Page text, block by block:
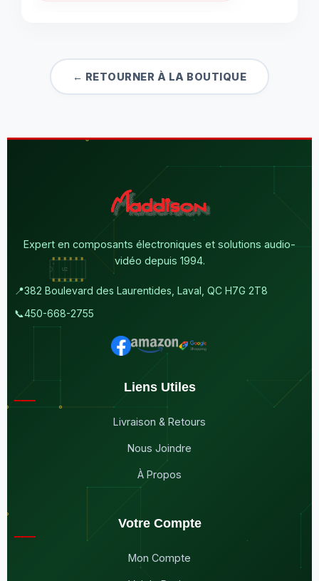
← RETOURNER À LA BOUTIQUE
Expert en composants électroniques et solutions audio-
vidéo depuis 1994.
📍382 Boulevard des Laurentides, Laval, QC H7G 2T8
📞450-668-2755
Liens Utiles
Livraison & Retours
Nous Joindre
À Propos
Votre Compte
Mon Compte